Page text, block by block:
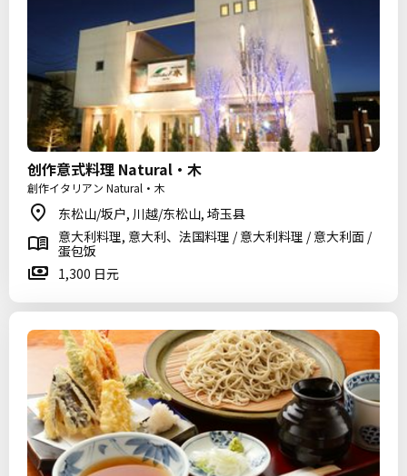
创作意式料理 Natural・木
創作イタリアン Natural・木
东松山/坂户, 川越/东松山, 埼玉县
意大利料理, 意大利、法国料理 / 意大利料理 / 意大利面 /
蛋包饭
1,300 日元